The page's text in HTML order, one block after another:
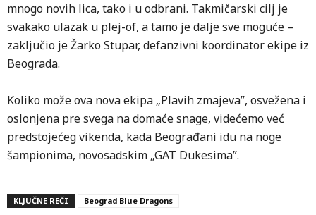
mnogo novih lica, tako i u odbrani. Takmičarski cilj je
svakako ulazak u plej-of, a tamo je dalje sve moguće –
zaključio je Žarko Stupar, defanzivni koordinator ekipe iz
Beograda.
Koliko može ova nova ekipa „Plavih zmajeva”, osvežena i
oslonjena pre svega na domaće snage, videćemo već
predstojećeg vikenda, kada Beograđani idu na noge
šampionima, novosadskim „GAT Dukesima”.
KLJUČNE REČI Beograd Blue Dragons